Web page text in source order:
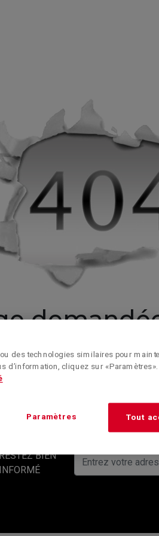
Revenir à la page d'accueil
BIEN
INFORMÉ
des technologies similaires pour
d’information, cliquez sur « Paramètres ».
Tout
Paramètres